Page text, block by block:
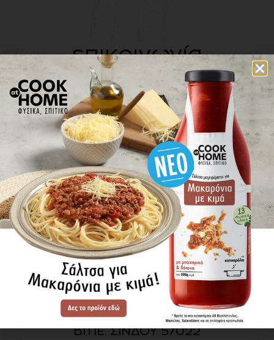
επικοινωνία
πού βρίσκω τα προϊόντα
ΕΝΗΜΕΡΩΘΕΙΤΕ ΠΡΩΤΟΙ
ΓΙΑ ΤΑ ΝΕΑ ΜΑΣ
ΕΓΓΡΑΦΗ
SITE MAP
ΠΡΟΪΟΝΤΑ
ΣΥΝΤΑΓΕΣ
Η ΙΣΤΟΡΙΑ ΜΑΣ
VIDEOS
ΠΡΟΒΥΛ Α.Ε.
ΟΔΟΣ Α3
ΒΙ.ΠΕ. ΣΙΝΔΟΥ 57022